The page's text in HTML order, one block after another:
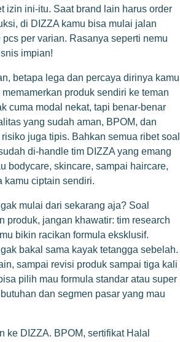
izin ini-itu. Saat brand lain harus order
di DIZZA kamu bisa mulai jalan
per varian. Rasanya seperti nemu
impian!
betapa lega dan percaya dirinya kamu
produk sendiri ke teman
cuma modal nekat, tapi benar-benar
yang sudah aman, BPOM, dan
juga tipis. Bahkan semua ribet soal
di-handle tim DIZZA yang emang
bodycare, skincare, sampai haircare,
kamu ciptain sendiri.
mulai dari sekarang aja? Soal
produk, jangan khawatir: tim research
bikin racikan formula eksklusif.
bakal sama kayak tetangga sebelah.
sampai revisi produk sampai tiga kali
pilih mau formula standar atau super
dan segmen pasar yang mau
ke DIZZA. BPOM, sertifikat Halal